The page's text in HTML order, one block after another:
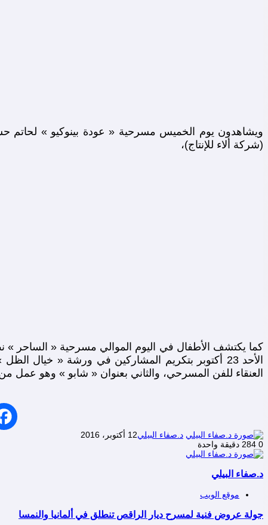
ويشاهدون يوم الخميس مسرحية « عودة بينوكيو »
(شركة ألاء للإنتاج)،
كما يكتشف الأطفال في اليوم الموالي مسرحية « الساحر »
العنقاء للفن المسرحي، والثاني بعنوان « شابو » وهو
د.صفاء البيلي12 أكتوبر، 2016
0
دقيقة واحدة
د.صفاء البيلي
موقع الويب
جولة عروض فنية لمسرح ديار الراقص تنطلق في ألمانيا والنمسا